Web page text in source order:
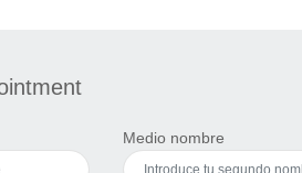
Medio nombre